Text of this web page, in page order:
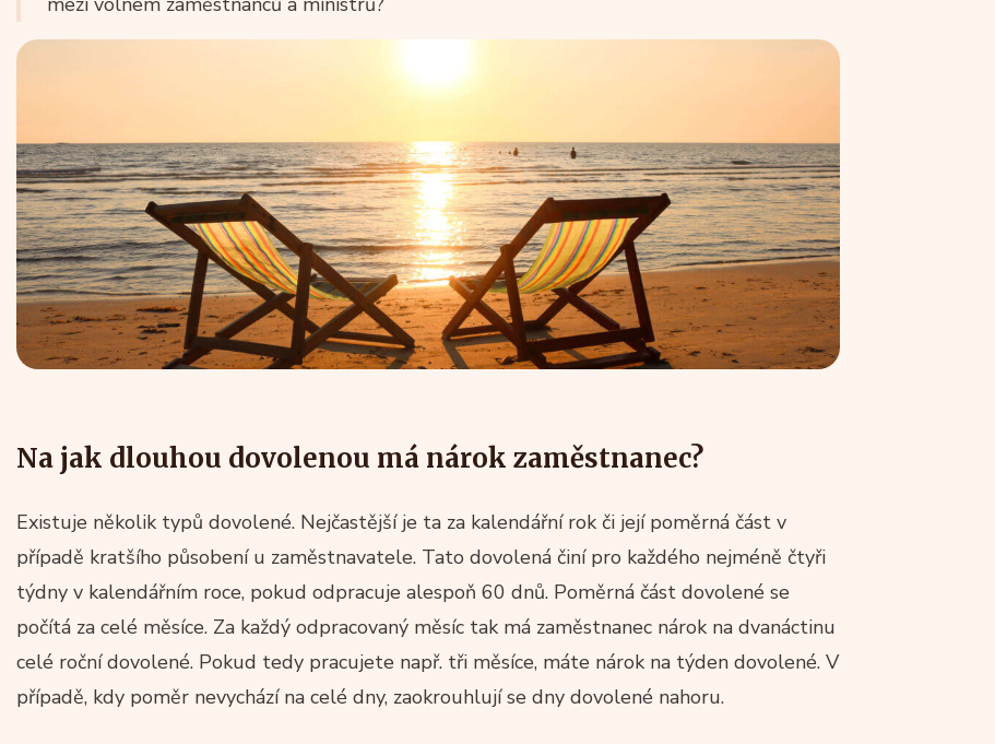
Na jak dlouhou dovolenou má nárok zaměstnanec?
Existuje několik typů dovolené. Nejčastější je ta za kalendářní rok či její poměrná část v
případě kratšího působení u zaměstnavatele. Tato dovolená činí pro každého nejméně čtyři
týdny v kalendářním roce, pokud odpracuje alespoň 60 dnů. Poměrná část dovolené se
počítá za celé měsíce. Za každý odpracovaný měsíc tak má zaměstnanec nárok na dvanáctinu
celé roční dovolené. Pokud tedy pracujete např. tři měsíce, máte nárok na týden dovolené. V
případě, kdy poměr nevychází na celé dny, zaokrouhlují se dny dovolené nahoru.